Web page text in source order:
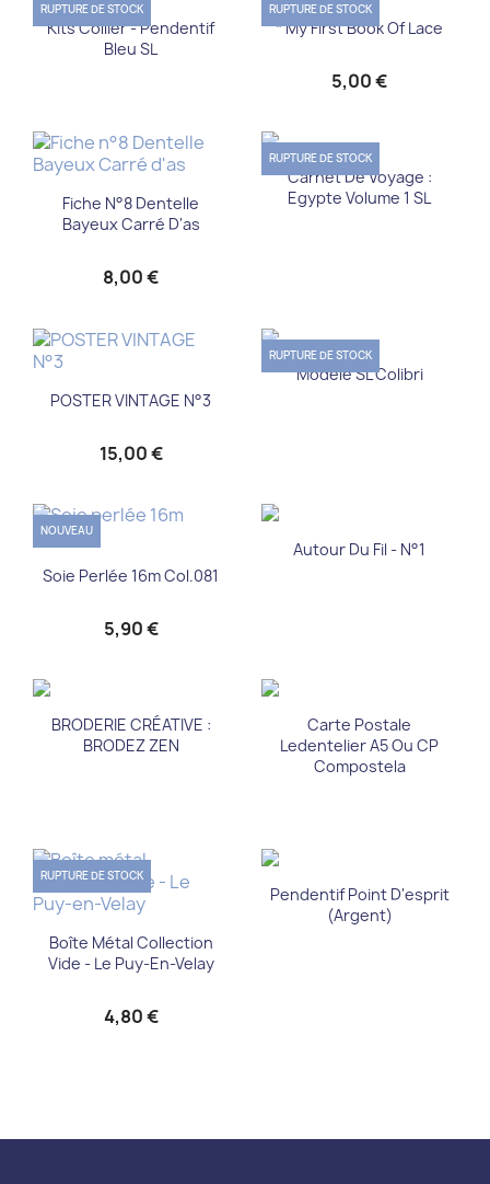
Kits Collier - Pendentif
Bleu SL
RUPTURE DE STOCK
* My First Book Of Lace
5,00 €
RUPTURE DE STOCK
Fiche N°8 Dentelle
Bayeux Carré D'as
8,00 €
Carnet De Voyage :
Egypte Volume 1 SL
RUPTURE DE STOCK
POSTER VINTAGE N°3
15,00 €
Modèle SL Colibri
RUPTURE DE STOCK
Soie Perlée 16m Col.081
5,90 €
NOUVEAU
Autour Du Fil - N°1
BRODERIE CRÉATIVE :
BRODEZ ZEN
Carte Postale
Ledentelier A5 Ou CP
Compostela
Boîte Métal Collection
Vide - Le Puy-En-Velay
4,80 €
RUPTURE DE STOCK
Pendentif Point D'esprit
(argent)